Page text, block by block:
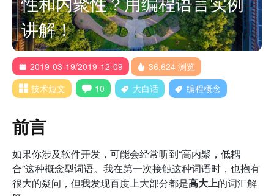
讲解！
2019-03-19/2019-12-09
36,624 浏览
技术短文
10 大白话 编程概念
前言
如果你涉及软件开发，可能会经常听到“高内聚，低耦
合”这种概念型词语。我在第一次接触这种词语时，也抱有
很大的疑问，但我发现百度上大部分都是高大上的词汇解